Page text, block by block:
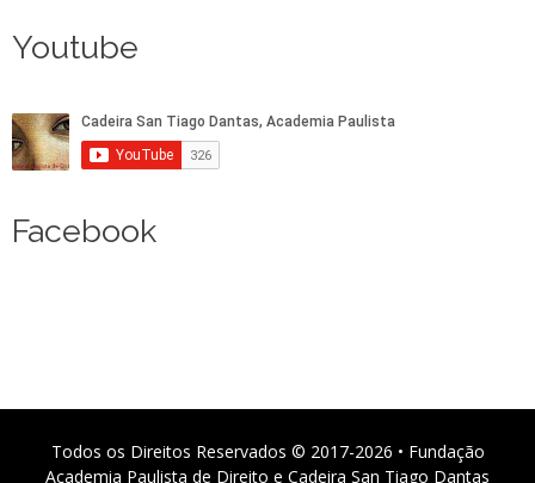
Youtube
Facebook
Todos os Direitos Reservados © 2017-2026 • Fundação
Academia Paulista de Direito e Cadeira San Tiago Dantas